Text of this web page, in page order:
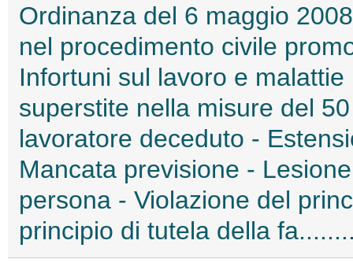
Ordinanza del 6 maggio
nel procedimento civile
Infortuni sul lavoro e
superstite nella misure del
lavoratore deceduto -
Mancata previsione -
persona - Violazione del
principio di tutela della